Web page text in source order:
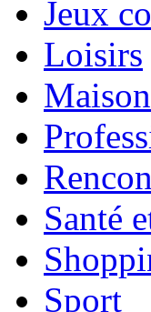
Jeux
Loisirs
Maison
Santé
Sport